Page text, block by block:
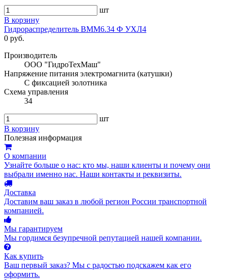
шт
В корзину
Гидрораспределитель ВММ6.34 Ф УХЛ4
0 руб.
Производитель
ООО "ГидроТехМаш"
Напряжение питания электромагнита (катушки)
С фиксацией золотника
Схема управления
34
шт
В корзину
Полезная информация
О компании
Узнайте больше о нас: кто мы, наши клиенты и почему они
выбрали именно нас. Наши контакты и реквизиты.
Доставка
Доставим ваш заказ в любой регион России транспортной
компанией.
Мы гарантируем
Мы гордимся безупречной репутацией нашей компании.
Как купить
Ваш первый заказ? Мы с радостью подскажем как его
оформить.